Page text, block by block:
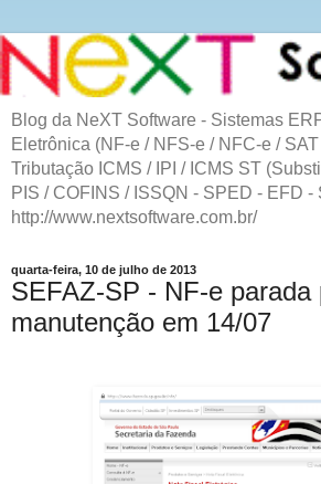
Blog da NeXT Software - Sistemas
Eletrônica (NF-e / NFS-e / NFC-e /
Tributação ICMS / IPI / ICMS ST
PIS / COFINS / ISSQN - SPED - EFD -
http://www.nextsoftware.com.br/
quarta-feira, 10 de julho de 2013
SEFAZ-SP - NF-e parada
manutenção em 14/07